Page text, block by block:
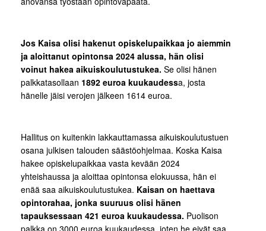
Jos Kaisa olisi hakenut opiskelupaikkaa jo aiemmin
ja aloittanut opintonsa 2024 alussa, hän olisi
voinut hakea aikuiskoulutustukea. Se olisi hänen
palkkatasollaan 1892 euroa kuukaudessa, josta
hänelle jäisi verojen jälkeen 1614 euroa.
Hallitus on kuitenkin lakkauttamassa aikuiskoulutustuen
osana julkisen talouden säästöohjelmaa. Koska Kaisa
hakee opiskelupaikkaa vasta kevään 2024
yhteishaussa ja aloittaa opintonsa elokuussa, hän ei
enää saa aikuiskoulutustukea. Kaisan on haettava
opintorahaa, jonka suuruus olisi hänen
tapauksessaan 421 euroa kuukaudessa. Puolison
palkka on 3000 euroa kuukaudessa, joten he eivät saa